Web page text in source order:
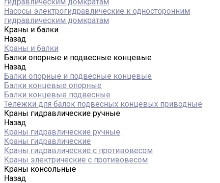
Насосы электрогидравлические к односторонним
гидравлическим домкратам
Краны и балки
Назад
Краны и балки
Балки опорные и подвесные концевые
Назад
Балки опорные и подвесные концевые
Балки концевые опорные
Балки концевые подвесные
Тележки для балок подвесных концевых приводные
Краны гидравлические ручные
Назад
Краны гидравлические ручные
Краны гидравлические
Краны гидравлические с противовесом
Краны электрические с противовесом
Краны консольные
Назад